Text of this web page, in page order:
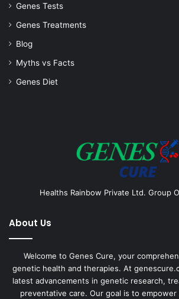
Genes Tests
Genes Treatments
Blog
Myths vs Facts
Genes Diet
Healths Rainbow Private Ltd. Group
About Us
Welcome to Genes Cure, your
genetic health and therapies. At
latest advancements in genetic research,
preventative care. Our goal is to